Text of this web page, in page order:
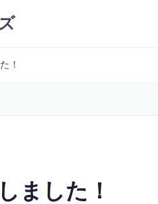
！
ました！